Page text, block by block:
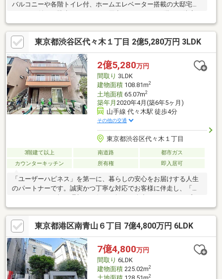
バルコニーや各階トイレ付、ホームエレベーター搭載の大邸宅シ
壁・防音扉を設置。楽器の演奏や、音を気にせずホームパーティ
ーを楽しむなど様々な場面でご使用いただけます。2.3階は、ご家
族がゆったり過ごせる空間に。周辺は骨董通りに近く、飲食店や
アパレルなど名店が立ち並びます。美術館や大学など様々な施設
が入り混じりながらも、コンビニなど日常的に利用するショップ
も複数あり。表参道・青山エリアでお探しの方、是非お問い合わ
せください
東京都渋谷区代々木１丁目 2億5,280万円 3LDK
2億5,280万円
間取り 3LDK
建物面積108.81m2
土地面積65.07m2
築年月 2020年4月(築6年5ヶ月)
山手線 代々木駅 徒歩4分
その他の交通
東京都渋谷区代々木１丁目
3階建て以上 南道路
都市ガス
カウンターキッチン
所有権 即入居可
「ユーザーハピネス」を第一に、暮らしの安心をお届けする人生
のパートナーです。誠実かつ丁寧な対応でお客様に伴走し、「あ
せていただきます。
東京都港区南青山６丁目 7億4,800万円 6LDK
7億4,800万円
間取り 6LDK
建物面積225.02m2
2